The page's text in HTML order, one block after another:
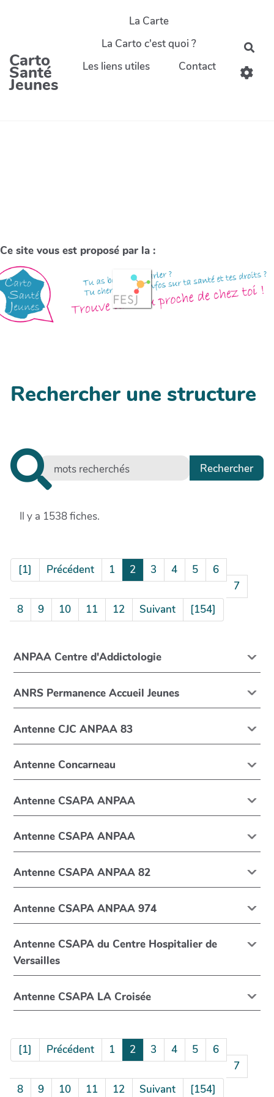
Carto
Santé
Jeunes
La Carte
La Carto c'est quoi ?
Les liens utiles
Contact
Ce site vous est proposé par la :
Rechercher une structure
Il y a 1538 fiches.
[1] Précédent 1 2 3 4 5
6
7
8
9 10 11 12 Suivant [154]
ANPAA Centre d'Addictologie
ANRS Permanence Accueil Jeunes
Antenne CJC ANPAA 83
Antenne Concarneau
Antenne CSAPA ANPAA
Antenne CSAPA ANPAA
Antenne CSAPA ANPAA 82
Antenne CSAPA ANPAA 974
Antenne CSAPA du Centre Hospitalier de
Versailles
Antenne CSAPA LA Croisée
[1] Précédent 1 2 3 4 5
6
7
8
9 10 11 12 Suivant [154]